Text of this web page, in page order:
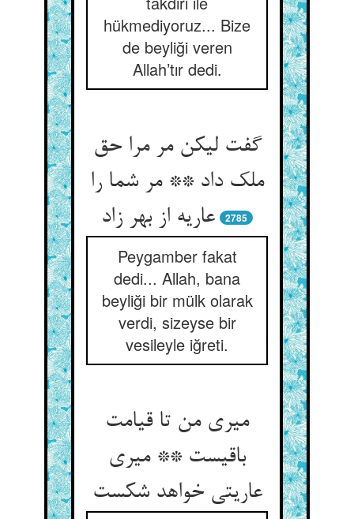
hükmediyoruz... Bize
de beyliği veren
Allah’tır dedi.
گفت لیکن مر مرا حق
ملک داد ** مر شما را
عاریه از بهر زاد
2785
Peygamber fakat
dedi... Allah, bana
beyliği bir mülk olarak
verdi, sizeyse bir
vesileyle iğreti.
میری من تا قیامت
باقیست ** میری
عاریتی خواهد شکست